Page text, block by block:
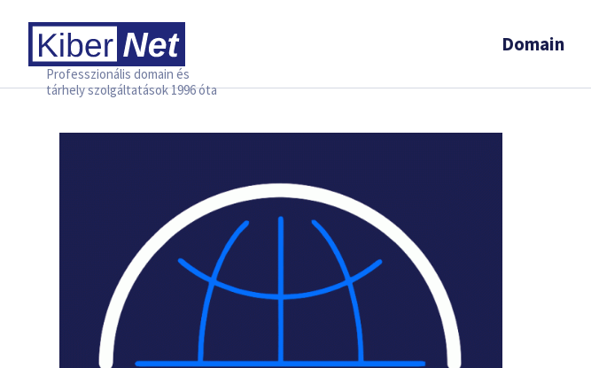
Professzionális domain és
tárhely szolgáltatások 1996 óta
Domain